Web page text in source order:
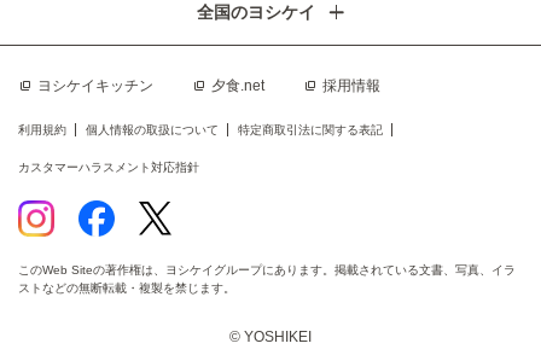
ヨシケイキッチン 夕食.net 採用情報
全国のヨシケイ
利用規約 個人情報の取扱について 特定商取引法に関する表記
カスタマーハラスメント対応指針
このWeb Siteの著作権は、ヨシケイグループにあります。掲載されている文書、写真、イラ
ストなどの無断転載・複製を禁じます。
© YOSHIKEI